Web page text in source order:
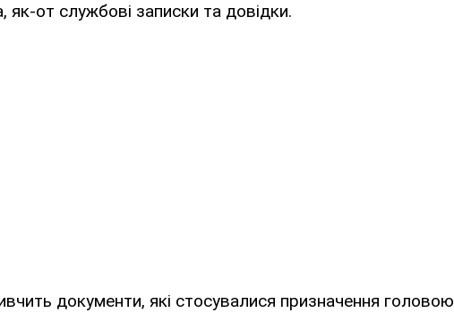
як-от службові записки та довідки.
документи, які стосувалися призначення головою